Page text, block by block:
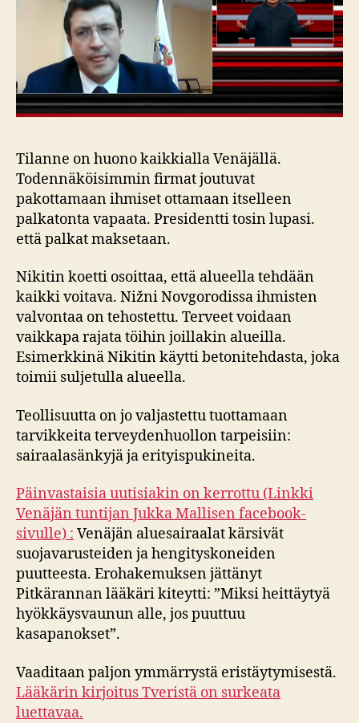
Tilanne on huono kaikkialla Venäjällä.
Todennäköisimmin firmat joutuvat
pakottamaan ihmiset ottamaan itselleen
palkatonta vapaata. Presidentti tosin lupasi.
että palkat maksetaan.
Nikitin koetti osoittaa, että alueella tehdään
kaikki voitava. Nižni Novgorodissa ihmisten
valvontaa on tehostettu. Terveet voidaan
vaikkapa rajata töihin joillakin alueilla.
Esimerkkinä Nikitin käytti betonitehdasta, joka
toimii suljetulla alueella.
Teollisuutta on jo valjastettu tuottamaan
tarvikkeita terveydenhuollon tarpeisiin:
sairaalasänkyjä ja erityispukineita.
Päinvastaisia uutisiakin on kerrottu (Linkki
Venäjän tuntijan Jukka Mallisen facebook-
sivulle) : Venäjän aluesairaalat kärsivät
suojavarusteiden ja hengityskoneiden
puutteesta. Erohakemuksen jättänyt
Pitkärannan lääkäri kiteytti: ”Miksi heittäytyä
hyökkäysvaunun alle, jos puuttuu
kasapanokset”.
Vaaditaan paljon ymmärrystä eristäytymisestä.
Lääkärin kirjoitus Tveristä on surkeata
luettavaa.